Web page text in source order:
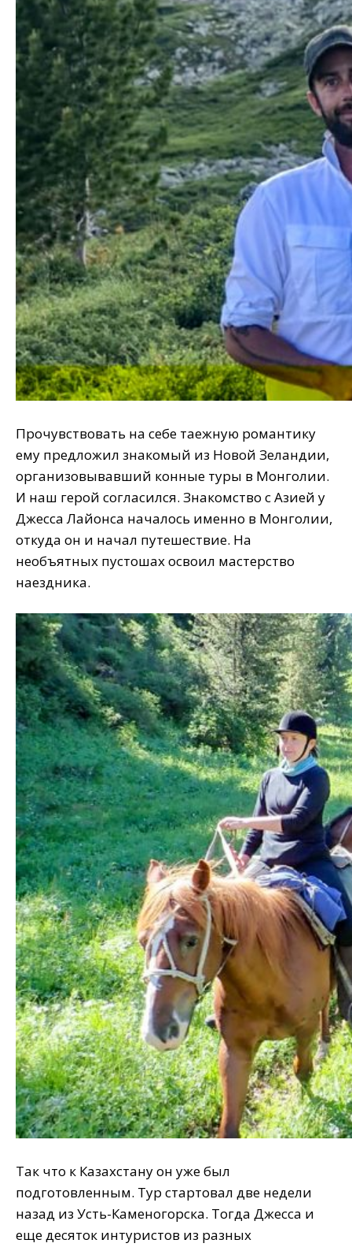
Прочувствовать на себе таежную романтику
ему предложил знакомый из Новой Зеландии,
организовывавший конные туры в Монголии.
И наш герой согласился. Знакомство с Азией у
Джесса Лайонса началось именно в Монголии,
откуда он и начал путешествие. На
необъятных пустошах освоил мастерство
наездника.
Так что к Казахстану он уже был
подготовленным. Тур стартовал две недели
назад из Усть-Каменогорска. Тогда Джесса и
еще десяток интуристов из разных